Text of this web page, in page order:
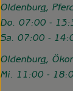
Oldenburg,
Do. 07:00 -
Sa. 07:00 -
Oldenburg,
Mi. 11:00 -